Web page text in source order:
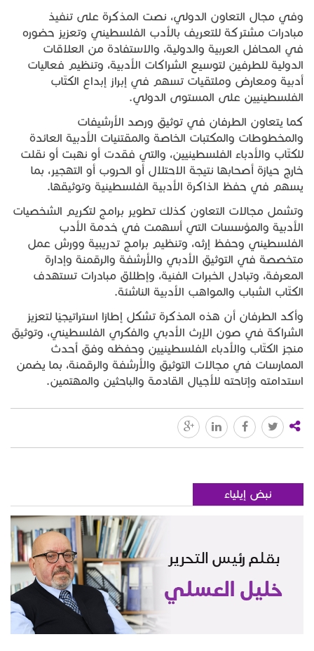
وفي مجال التعاون الدولي، نصت المذكرة على تنفيذ
مبادرات مشتركة للتعريف بالأدب الفلسطيني وتعزيز حضوره
في المحافل العربية والدولية، والاستفادة من العلاقات
الدولية للطرفين لتوسيع الشراكات الأدبية، وتنظيم فعاليات
أدبية ومعارض وملتقيات تسهم في إبراز إبداع الكتّاب
الفلسطينيين على المستوى الدولي.
كما يتعاون الطرفان في توثيق ورصد الأرشيفات
والمخطوطات والمكتبات الخاصة والمقتنيات الأدبية العائدة
للكتّاب والأدباء الفلسطينيين، والتي فقدت أو نهبت أو نقلت
خارج حيازة أصحابها نتيجة الاحتلال أو الحروب أو التهجير، بما
يسهم في حفظ الذاكرة الأدبية الفلسطينية وتوثيقها.
وتشمل مجالات التعاون كذلك تطوير برامج لتكريم الشخصيات
الأدبية والمؤسسات التي أسهمت في خدمة الأدب
الفلسطيني وحفظ إرثه، وتنظيم برامج تدريبية وورش عمل
متخصصة في التوثيق الأدبي والأرشفة والرقمنة وإدارة
المعرفة، وتبادل الخبرات الفنية، وإطلاق مبادرات تستهدف
الكتّاب الشباب والمواهب الأدبية الناشئة.
وأكد الطرفان أن هذه المذكرة تشكل إطارًا استراتيجيًا لتعزيز
الشراكة في صون الإرث الأدبي والفكري الفلسطيني، وتوثيق
منجز الكتّاب والأدباء الفلسطينيين وحفظه وفق أحدث
الممارسات في مجالات التوثيق والأرشفة والرقمنة، بما يضمن
استدامته وإتاحته للأجيال القادمة والباحثين والمهتمين.
نبض إيلياء